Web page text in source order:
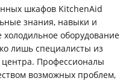
шкафов KitchenAid
знания, навыки и
оборудование
лишь специалисты из
центра. Профессионалы
возможных проблем,